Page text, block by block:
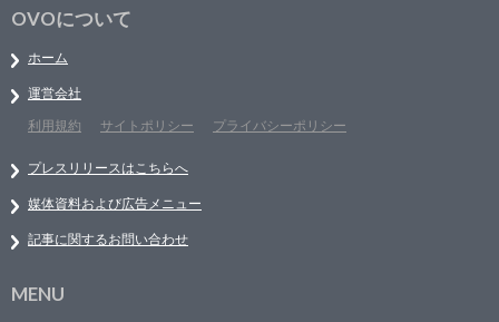
OVOについて
ホーム
運営会社
利用規約
サイトポリシー プライバシーポリシー
プレスリリースはこちらへ
媒体資料および広告メニュー
記事に関するお問い合わせ
MENU